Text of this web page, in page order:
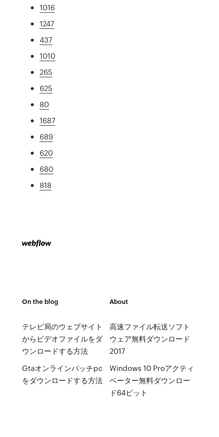
1016
1247
437
1010
265
625
80
1687
689
620
680
818
On the blog
テレビ局のウェブサイト
からビデオファイルをダ
ウンロードする方法
Gtaオンラインパッチpc
をダウンロードする方法
About
高速ファイル転送ソフト
ウェア無料ダウンロード
2017
Windows 10 Proアクティ
ベーター無料ダウンロー
ド64ビット